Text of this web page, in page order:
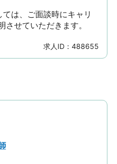
は、ご面談時にキャリ
せていただきます。
求人ID：488655